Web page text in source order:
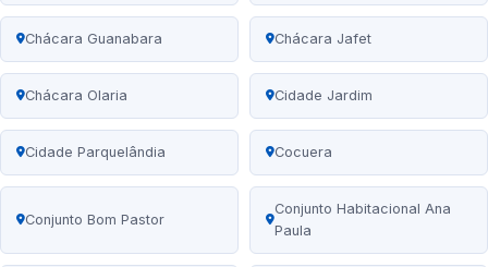
Chácara Guanabara Chácara Jafet
Chácara Olaria Cidade Jardim
Cidade Parquelândia Cocuera
Conjunto Bom Pastor
Conjunto Habitacional Ana
Paula